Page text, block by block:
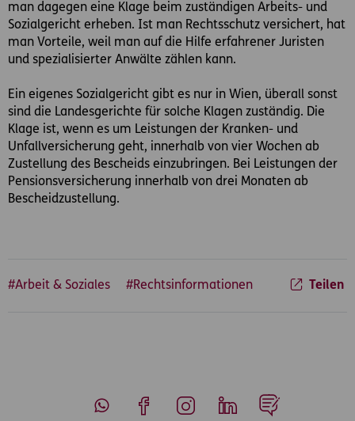
man dagegen eine Klage beim zuständigen Arbeits- und
Sozialgericht erheben. Ist man Rechtsschutz versichert, hat
man Vorteile, weil man auf die Hilfe erfahrener Juristen
und spezialisierter Anwälte zählen kann.
Ein eigenes Sozialgericht gibt es nur in Wien, überall sonst
sind die Landesgerichte für solche Klagen zuständig. Die
Klage ist, wenn es um Leistungen der Kranken- und
Unfallversicherung geht, innerhalb von vier Wochen ab
Zustellung des Bescheids einzubringen. Bei Leistungen der
Pensionsversicherung innerhalb von drei Monaten ab
Bescheidzustellung.
#Arbeit & Soziales #Rechtsinformationen Teilen